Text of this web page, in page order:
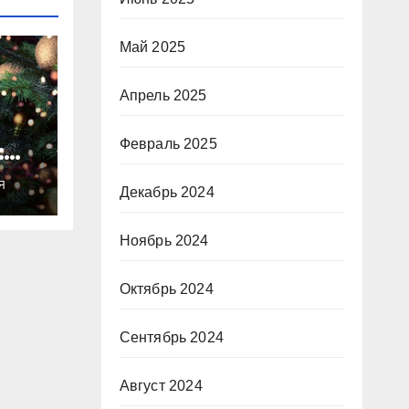
Май 2025
Апрель 2025
Февраль 2025
Декабрь 2024
Ноябрь 2024
Октябрь 2024
Сентябрь 2024
Август 2024